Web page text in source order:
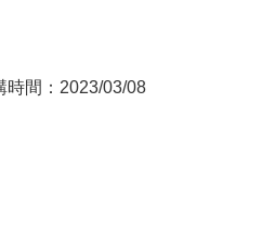
時間：2023/03/08